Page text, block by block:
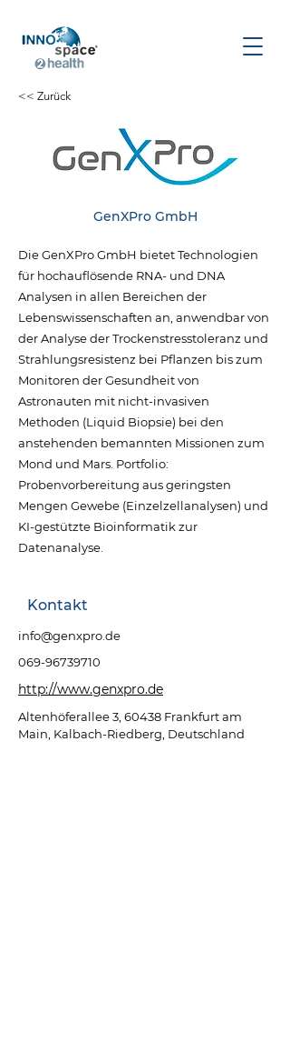
<< Zurück
GenXPro GmbH
Die GenXPro GmbH bietet Technologien
für hochauflösende RNA- und DNA
Analysen in allen Bereichen der
Lebenswissenschaften an, anwendbar von
der Analyse der Trockenstresstoleranz und
Strahlungsresistenz bei Pflanzen bis zum
Monitoren der Gesundheit von
Astronauten mit nicht-invasiven
Methoden (Liquid Biopsie) bei den
anstehenden bemannten Missionen zum
Mond und Mars. Portfolio:
Probenvorbereitung aus geringsten
Mengen Gewebe (Einzelzellanalysen) und
KI-gestützte Bioinformatik zur
Datenanalyse.
Kontakt
info@genxpro.de
069-96739710
http://www.genxpro.de
Altenhöferallee 3, 60438 Frankfurt am
Main, Kalbach-Riedberg, Deutschland